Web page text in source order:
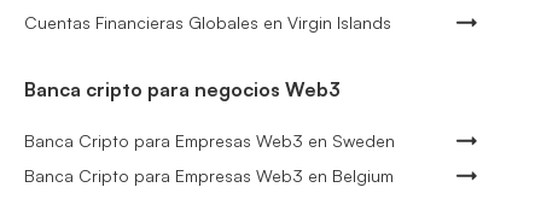
Cuentas Financieras Globales en Virgin Islands
Banca cripto para negocios Web3
Banca Cripto para Empresas Web3 en Sweden
Banca Cripto para Empresas Web3 en Belgium